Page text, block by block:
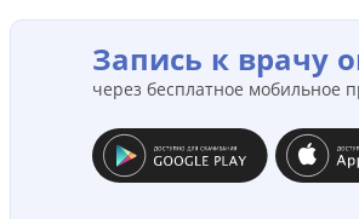
Запись к врачу
через бесплатное мобильное